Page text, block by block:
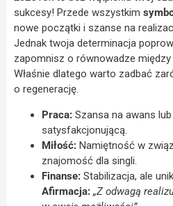
sukcesy! Przede wszystkim
nowe początki i szanse na
Jednak twoja determinacja
zapomnisz o równowadze
Właśnie dlatego warto zadbać
o regenerację.
Praca: Szansa na awans
satysfakcjonującą.
Miłość: Namiętność w
znajomość dla singli.
Finanse: Stabilizacja, ale
Afirmacja: „Z odwagą